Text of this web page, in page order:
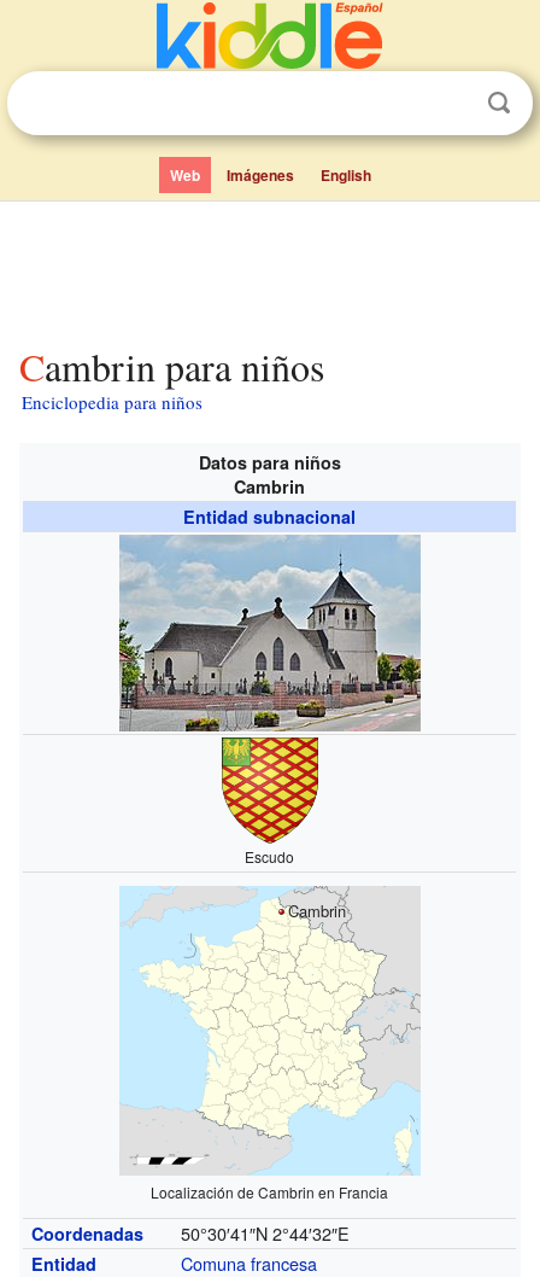
Web Imágenes English
Cambrin para niños
Enciclopedia para niños
Datos para niños
Cambrin
Entidad subnacional
Escudo
Cambrin
Localización de Cambrin en Francia
Coordenadas 50°30′41″N 2°44′32″E
Entidad
Comuna francesa